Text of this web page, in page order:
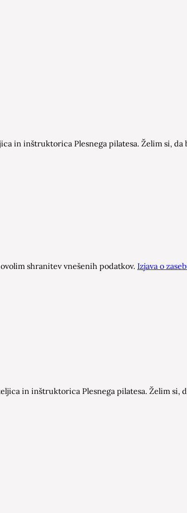
in inštruktorica Plesnega pilatesa. Želim si,
shranitev vnešenih podatkov. Izjava o
in inštruktorica Plesnega pilatesa. Želim si,